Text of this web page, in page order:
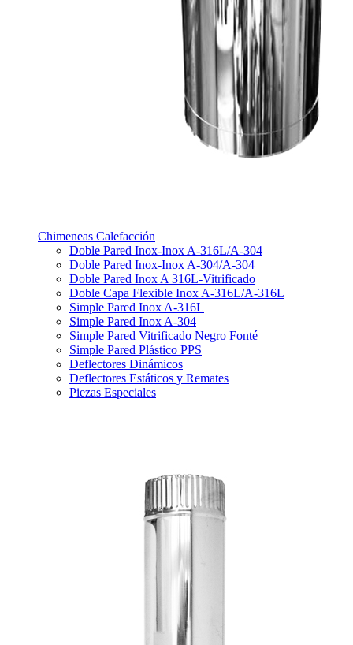
Chimeneas Calefacción
Doble Pared Inox-Inox A-316L/A-304
Doble Pared Inox-Inox A-304/A-304
Doble Pared Inox A 316L-Vitrificado
Doble Capa Flexible Inox A-316L/A-316L
Simple Pared Inox A-316L
Simple Pared Inox A-304
Simple Pared Vitrificado Negro Fonté
Simple Pared Plástico PPS
Deflectores Dinámicos
Deflectores Estáticos y Remates
Piezas Especiales